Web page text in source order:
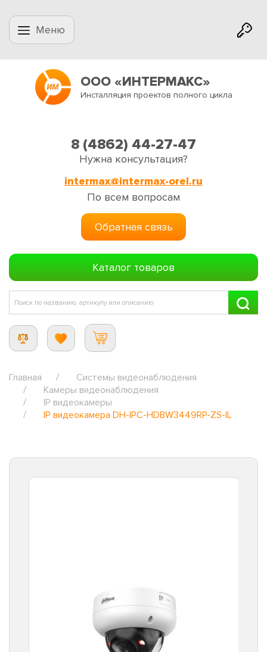
Меню
ООО «ИНТЕРМАКС»
Инсталляция проектов полного цикла
8 (4862) 44-27-47
Нужна консультация?
intermax@intermax-orel.ru
По всем вопросам
Обратная связь
Каталог товаров
Главная
Системы видеонаблюдения
Камеры видеонаблюдения
IP видеокамеры
IP видеокамера DH-IPC-HDBW3449RP-ZS-IL